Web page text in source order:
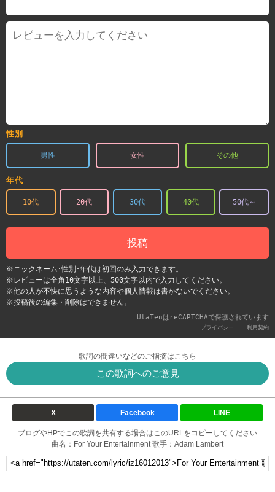
性別
男性 女性 その他
年代
10代 20代 30代 40代 50代～
投稿
※ニックネーム･性別･年代は初回のみ入力できます。
※レビューは全角10文字以上、500文字以内で入力してください。
※他の人が不快に思うような内容や個人情報は書かないでください。
※投稿後の編集・削除はできません。
UtaTenはreCAPTCHAで保護されています
プライバシー - 利用契約
歌詞の間違いなどのご指摘はこちら
この歌詞へのご意見
X Facebook LINE
ブログやHPでこの歌詞を共有する場合はこのURLをコピーしてください
曲名：For Your Entertainment 歌手：Adam Lambert